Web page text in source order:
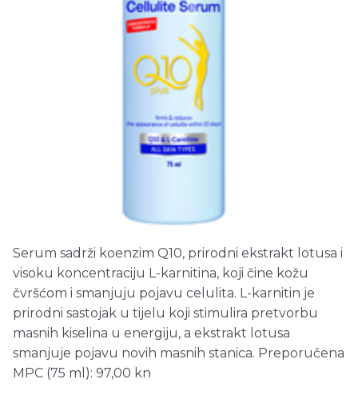
Serum sadrži koenzim Q10, prirodni ekstrakt lotusa i
visoku koncentraciju L-karnitina, koji čine kožu
čvršćom i smanjuju pojavu celulita. L-karnitin je
prirodni sastojak u tijelu koji stimulira pretvorbu
masnih kiselina u energiju, a ekstrakt lotusa
smanjuje pojavu novih masnih stanica. Preporučena
MPC (75 ml): 97,00 kn